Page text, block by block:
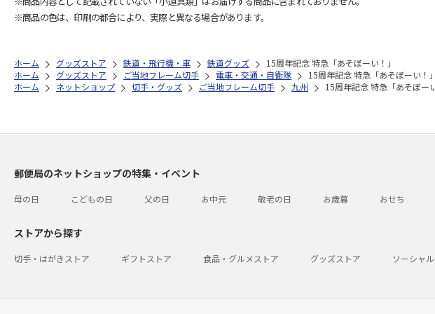
※商品の色は、印刷の都合により、実際と異なる場合があります。
ホーム グッズストア 鉄道・飛行機・車 鉄道グッズ
15周年記念 特急「あそぼーい！」
ホーム
グッズストア ご当地フレーム切手 電車・交通・自衛隊
15周年記念 特急「あそぼーい！」
ホーム
ネットショップ 切手・グッズ ご当地フレーム切手 九州 15周年記念 特急「あそぼー
郵便局のネットショップの特集・イベント
母の日 こどもの日 父の日 お中元 敬老の日 お歳暮 おせち
ストアから探す
切手・はがきストア ギフトストア 食品・グルメストア グッズストア ソーシャ